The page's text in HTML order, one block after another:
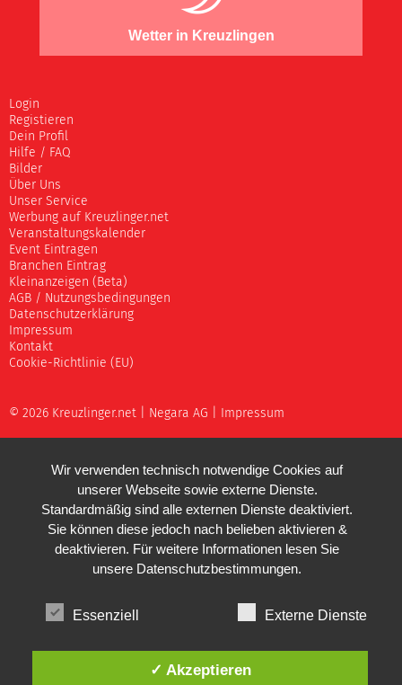
Wetter in Kreuzlingen
Login
Registieren
Dein Profil
Hilfe / FAQ
Bilder
Über Uns
Unser Service
Werbung auf Kreuzlinger.net
Veranstaltungskalender
Event Eintragen
Branchen Eintrag
Kleinanzeigen (Beta)
AGB / Nutzungsbedingungen
Datenschutzerklärung
Impressum
Kontakt
Cookie-Richtlinie (EU)
© 2026 Kreuzlinger.net | Negara AG Impressum
Wir verwenden technisch notwendige Cookies auf
unserer Webseite sowie externe Dienste.
Standardmäßig sind alle externen Dienste deaktiviert.
Sie können diese jedoch nach belieben aktivieren &
deaktivieren. Für weitere Informationen lesen Sie
unsere Datenschutzbestimmungen.
Essenziell Externe Dienste
✓ Akzeptieren